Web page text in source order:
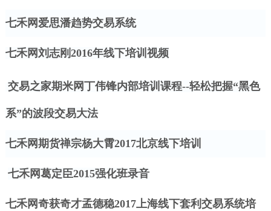
七禾网爱思潘趋势交易系统
七禾网刘志刚2016年线下培训视频
交易之家期米网丁伟锋内部培训课程--轻松把握“黑色
系”的波段交易大法
七禾网期货禅宗杨大霄2017北京线下培训
七禾网葛定臣2015强化班录音
七禾网奇获奇才孟德稳2017上海线下套利交易系统培